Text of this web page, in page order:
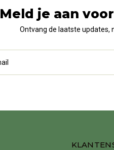
Meld je aan
Ontvang de laatste updates,